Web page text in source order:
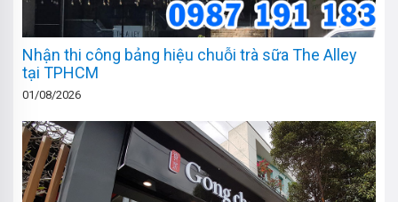
Nhận thi công bảng hiệu chuỗi trà sữa The Alley
tại TPHCM
01/08/2026